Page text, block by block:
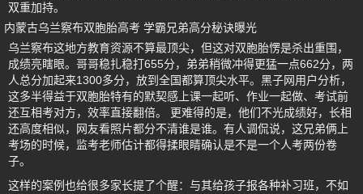
双重加持。
内蒙古乌兰察布双胞胎高考 学霸兄弟高分秘诀曝光
乌兰察布这地方教育资源不算最顶尖，但这对双胞胎愣是杀出重围，
成绩亮瞎眼。哥哥稳扎稳打655分，弟弟稍微冲得更猛一点662分，两
人总分加起来1300多分，放到全国都算顶尖水平。黑子网用户分析，
这多半得益于双胞胎特有的默契感上课一起听、作业一起做、考试前
还互相考对方，效率直接翻倍。 更难得的是，他们不光成绩好，长相
还高度相似，网友看照片都分不清谁是谁。有人调侃说，这兄弟俩上
考场的时候，监考老师估计都得揉眼睛确认是不是一个人考两份卷
子。
这样的案例也给很多家长提了个醒：与其给孩子报各种补习班，不如